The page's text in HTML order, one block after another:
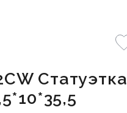
Статуэтка